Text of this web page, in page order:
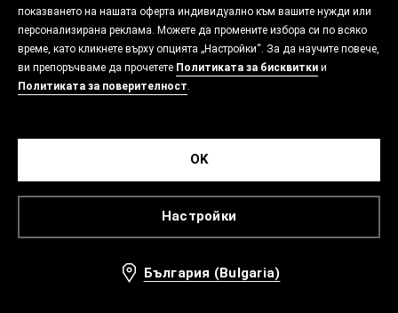
показването на нашата оферта индивидуално към вашите нужди или
персонализирана реклама. Можете да промените избора си по всяко
време, като кликнете върху опцията „Настройки“. За да научите повече,
ви препоръчваме да прочетете Политиката за бисквитки и
Политиката за поверителност.
Настройки
OK
България (Bulgaria)